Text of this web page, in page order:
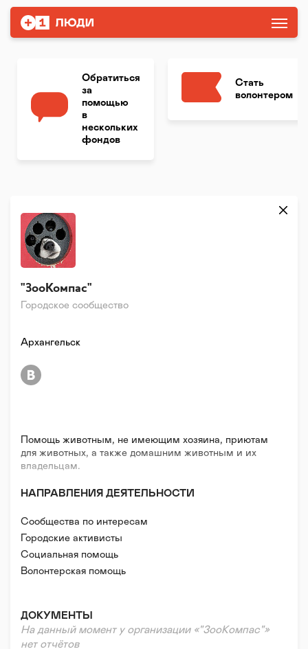
Обратиться
за
помощью
в
нескольких
фондов
Стать
волонтером
Городское сообщество
"ЗооКомпас"
Помощь животным, не имеющим хозяина, приютам
для животных, а также домашним животным и их
владельцам.
НАПРАВЛЕНИЯ ДЕЯТЕЛЬНОСТИ
Сообщества по интересам
Городские активисты
Социальная помощь
Волонтерская помощь
ДОКУМЕНТЫ
На данный момент у организации «"ЗооКомпас"»
нет отчётов
Архангельск